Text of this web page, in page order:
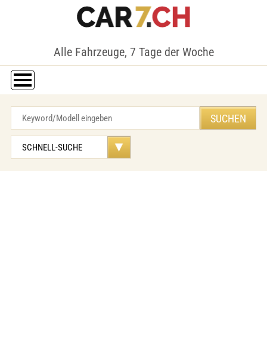
Alle Fahrzeuge, 7 Tage der Woche